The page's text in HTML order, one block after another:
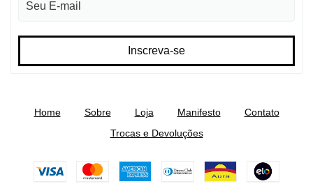
Home Sobre Loja Manifesto
Contato
Trocas e Devoluções